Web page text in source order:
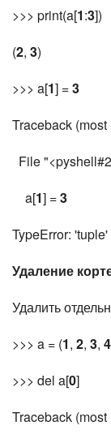
>>> print(a[1:3])
(2, 3)
>>> a[1] =3
Traceback
File
a[1] =3
TypeError:
Удаление
Удалить
>>> a = (1, 2, 3, 4
>>> del a[0]
Traceback